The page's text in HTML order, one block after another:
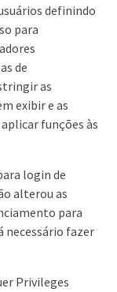
definindo
para
de
as
exibir e as
funções às
login de
alterou as
para
necessário fazer
Privileges